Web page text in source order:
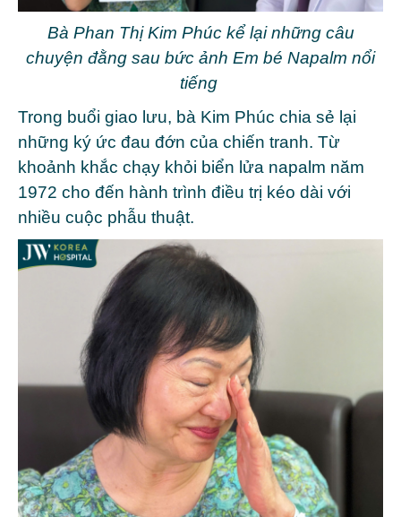
Bà Phan Thị Kim Phúc kể lại những câu
chuyện đằng sau bức ảnh Em bé Napalm nổi
tiếng
Trong buổi giao lưu, bà Kim Phúc chia sẻ lại
những ký ức đau đớn của chiến tranh. Từ
khoảnh khắc chạy khỏi biển lửa napalm năm
1972 cho đến hành trình điều trị kéo dài với
nhiều cuộc phẫu thuật.